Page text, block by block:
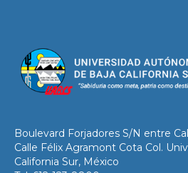
Boulevard Forjadores S/N entre
Calle Félix Agramont Cota Col.
California Sur, México